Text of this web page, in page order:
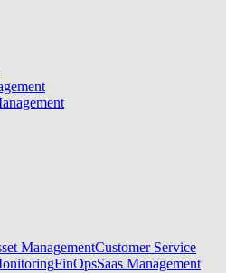
ManagementCustomer Service
FinOpsSaas Management